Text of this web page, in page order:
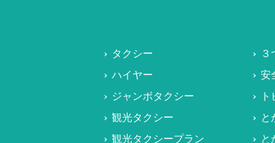
タクシー
ハイヤー
ジャンボタクシー
観光タクシー
観光タクシープラン
３
安
と
と